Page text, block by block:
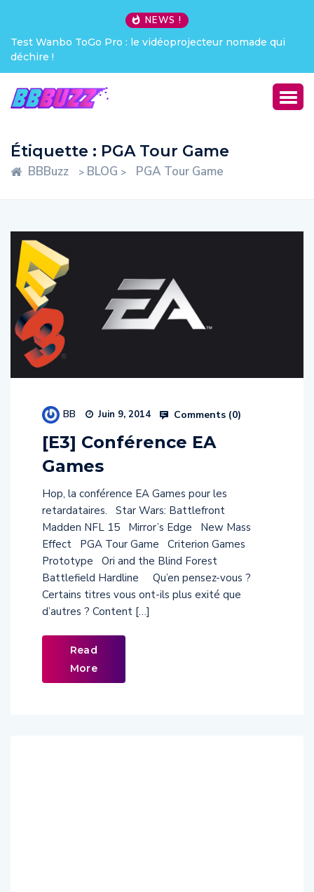
NEWS !
Test Wanbo ToGo Pro : le vidéoprojecteur nomade qui
déchire !
Étiquette : PGA Tour Game
BBBuzz > BLOG > PGA Tour Game
BB Juin 9, 2014 Comments (0)
[E3] Conférence EA
Games
Hop, la conférence EA Games pour les
retardataires. Star Wars: Battlefront
Madden NFL 15 Mirror’s Edge New Mass
Effect PGA Tour Game Criterion Games
Prototype Ori and the Blind Forest
Battlefield Hardline Qu’en pensez-vous ?
Certains titres vous ont-ils plus exité que
d’autres ? Content […]
Read
More